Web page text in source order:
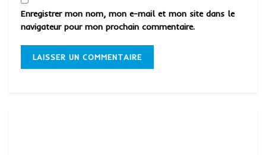
Enregistrer mon nom, mon e-mail et mon site dans le
navigateur pour mon prochain commentaire.